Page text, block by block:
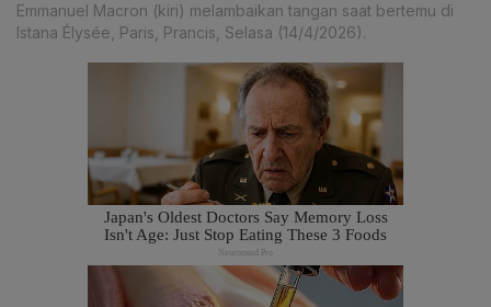
Emmanuel Macron (kiri) melambaikan tangan saat bertemu di
Istana Élysée, Paris, Prancis, Selasa (14/4/2026).